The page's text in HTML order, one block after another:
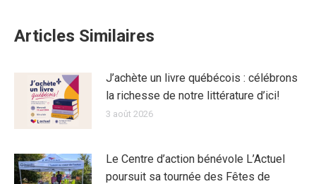
Articles Similaires
J’achète un livre québécois : célébrons
la richesse de notre littérature d’ici!
3 août 2026
Le Centre d’action bénévole L’Actuel
poursuit sa tournée des Fêtes de